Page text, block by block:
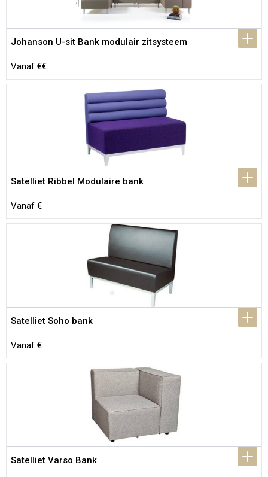
Johanson U-sit Bank modulair zitsysteem
Vanaf €€
Satelliet Ribbel Modulaire bank
Vanaf €
Satelliet Soho bank
Vanaf €
Satelliet Varso Bank